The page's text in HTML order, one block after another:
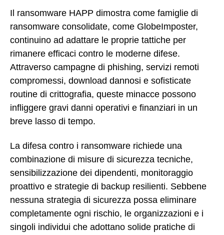
Il ransomware HAPP dimostra come famiglie di
ransomware consolidate, come GlobeImposter,
continuino ad adattare le proprie tattiche per
rimanere efficaci contro le moderne difese.
Attraverso campagne di phishing, servizi remoti
compromessi, download dannosi e sofisticate
routine di crittografia, queste minacce possono
infliggere gravi danni operativi e finanziari in un
breve lasso di tempo.
La difesa contro i ransomware richiede una
combinazione di misure di sicurezza tecniche,
sensibilizzazione dei dipendenti, monitoraggio
proattivo e strategie di backup resilienti. Sebbene
nessuna strategia di sicurezza possa eliminare
completamente ogni rischio, le organizzazioni e i
singoli individui che adottano solide pratiche di